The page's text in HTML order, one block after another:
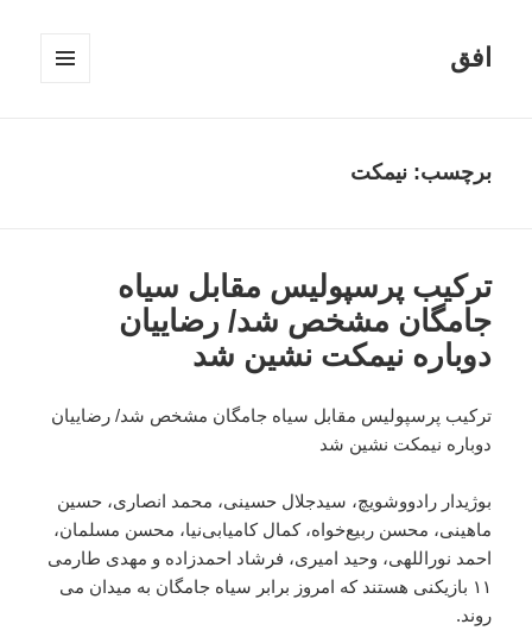
افق
برچسب:نیمکت
ترکیب پرسپولیس مقابل سیاه
جامگان مشخص شد/ رضاییان
دوباره نیمکت نشین شد
ترکیب پرسپولیس مقابل سیاه جامگان مشخص شد/ رضاییان
دوباره نیمکت نشین شد
بوژیدار رادووشویچ، سید‌جلال حسینی، محمد انصاری، حسین
ماهینی، محسن ربیع‌خواه، کمال کامیابی‌نیا، محسن مسلمان،
احمد نوراللهی، وحید امیری، فرشاد احمدزاده و مهدی طارمی
۱۱ بازیکنی هستند که امروز برابر سیاه جامگان به میدان می
روند.